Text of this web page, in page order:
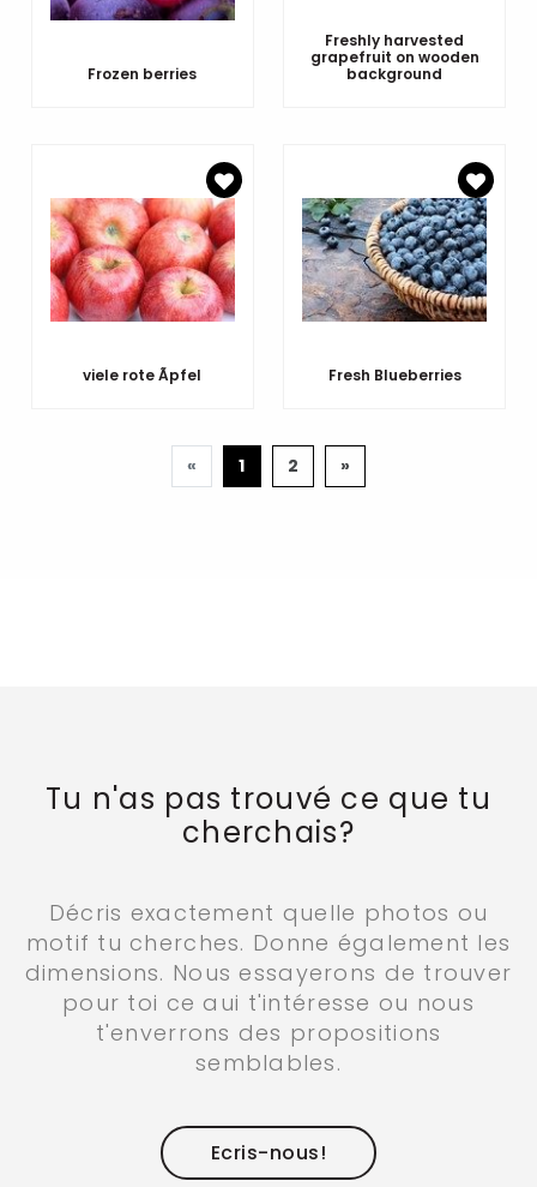
Frozen berries
Freshly harvested
grapefruit on wooden
background
viele rote Ãpfel Fresh Blueberries
« Précédente
1 2 »
Tu n'as pas trouvé ce que tu
cherchais?
Décris exactement quelle photos ou
motif tu cherches. Donne également les
dimensions. Nous essayerons de trouver
pour toi ce aui t'intéresse ou nous
t'enverrons des propositions
semblables.
Ecris-nous!